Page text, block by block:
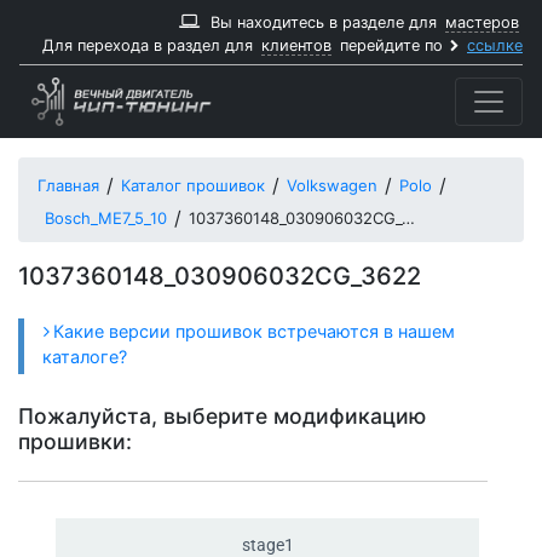
Вы находитесь в разделе для мастеров
Для перехода в раздел для клиентов перейдите по ссылке
Главная Каталог прошивок Volkswagen
Polo
Bosch_ME7_5_10
1037360148_030906032CG_3622
1037360148_030906032CG_3622
Какие версии прошивок встречаются в нашем
каталоге?
Пожалуйста, выберите модификацию
прошивки:
stage1